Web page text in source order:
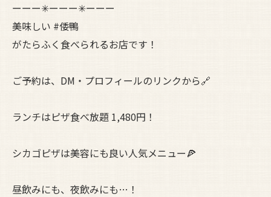
ーーー✳︎ーーー✳︎ーーー
美味しい #倭鴨
がたらふく食べられるお店です！
ご予約は、DM・プロフィールのリンクから🔗
ランチはピザ食べ放題 1,480円！
シカゴピザは美容にも良い人気メニュー🍕
昼飲みにも、夜飲みにも…！